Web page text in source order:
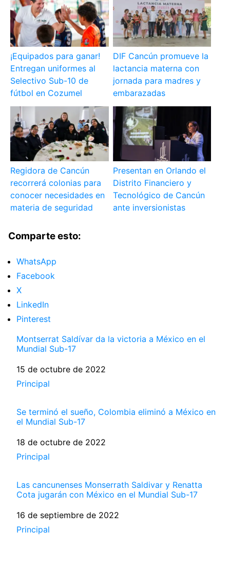
¡Equipados para ganar!
Entregan uniformes al
Selectivo Sub-10 de
fútbol en Cozumel
DIF Cancún promueve la
lactancia materna con
jornada para madres y
embarazadas
Regidora de Cancún
recorrerá colonias para
conocer necesidades en
materia de seguridad
Presentan en Orlando el
Distrito Financiero y
Tecnológico de Cancún
ante inversionistas
Comparte esto:
WhatsApp
Facebook
X
LinkedIn
Pinterest
Montserrat Saldívar da la victoria a México en el
Mundial Sub-17
Fecha
15 de octubre de 2022
Respecto a
Principal
Se terminó el sueño, Colombia eliminó a México en
el Mundial Sub-17
Fecha
18 de octubre de 2022
Respecto a
Principal
Las cancunenses Monserrath Saldivar y Renatta
Cota jugarán con México en el Mundial Sub-17
Fecha
16 de septiembre de 2022
Respecto a
Principal